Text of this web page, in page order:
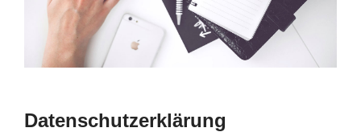
Datenschutzerklärung